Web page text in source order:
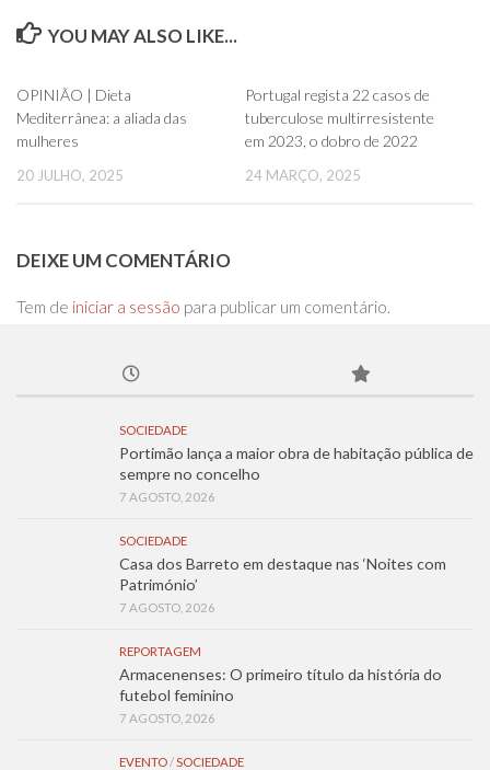
YOU MAY ALSO LIKE...
OPINIÃO | Dieta
Mediterrânea: a aliada das
mulheres
20 JULHO, 2025
Portugal regista 22 casos de
tuberculose multirresistente
em 2023, o dobro de 2022
24 MARÇO, 2025
DEIXE UM COMENTÁRIO
Tem de iniciar a sessão para publicar um comentário.
SOCIEDADE
Portimão lança a maior obra de habitação pública de
sempre no concelho
7 AGOSTO, 2026
SOCIEDADE
Casa dos Barreto em destaque nas ‘Noites com
Património’
7 AGOSTO, 2026
REPORTAGEM
Armacenenses: O primeiro título da história do
futebol feminino
7 AGOSTO, 2026
EVENTO/SOCIEDADE